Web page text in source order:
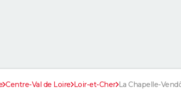
Centre-Val de Loire Loir-et-Cher La Chapelle-